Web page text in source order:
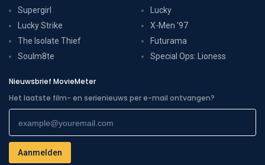
Supergirl
Lucky Strike
The Isolate Thief
Soulm8te
Lucky
X-Men '97
Futurama
Special Ops: Lioness
Nieuwsbrief MovieMeter
Het laatste film- en serienieuws per e-mail ontvangen?